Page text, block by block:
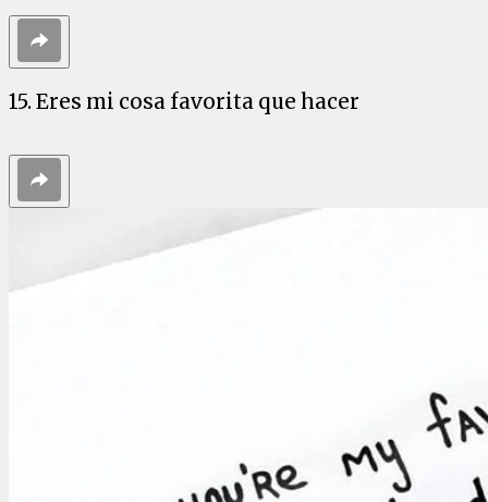
15. Eres mi cosa favorita que hacer